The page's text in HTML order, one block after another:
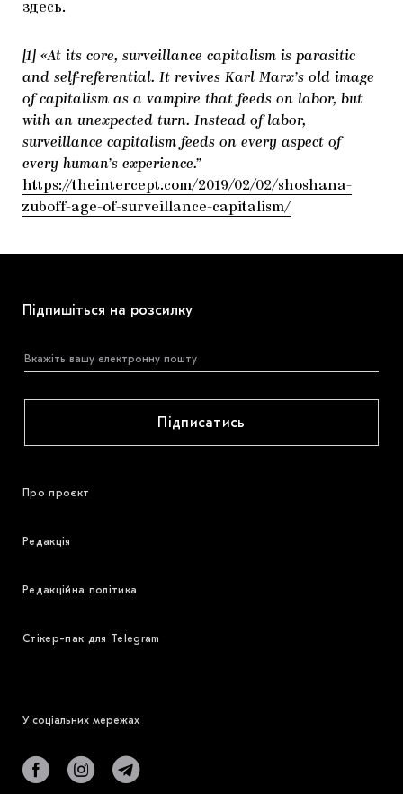
здесь.
[1] «At its core, surveillance capitalism is parasitic
and self-referential. It revives Karl Marx’s old image
of capitalism as a vampire that feeds on labor, but
with an unexpected turn. Instead of labor,
surveillance capitalism feeds on every aspect of
every human’s experience.”
https://theintercept.com/2019/02/02/shoshana-
zuboff-age-of-surveillance-capitalism/
Підпишіться на розсилку
Підписатись
Про проєкт
Редакція
Редакційна політика
Стікер-пак для Telegram
У соціальних мережах